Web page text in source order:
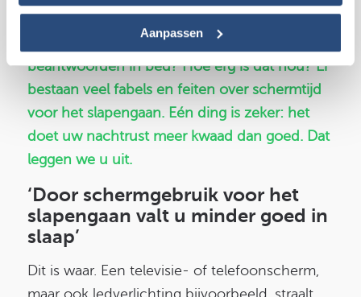
Aanpassen
Gedachteloos door uw tijdlijn scrollen voor
het slapengaan? Of nog even snel wat appjes
beantwoorden in bed? Hoe erg is dat nou? Er
bestaan veel fabels en feiten over schermtijd
voor het slapengaan. Eén ding is zeker: het
doet uw nachtrust meer kwaad dan goed. Dat
leggen we u uit.
‘Door schermgebruik voor het
slapengaan valt u minder goed in
slaap’
Dit is waar. Een televisie- of telefoonscherm,
maar ook ledverlichting bijvoorbeeld, straalt